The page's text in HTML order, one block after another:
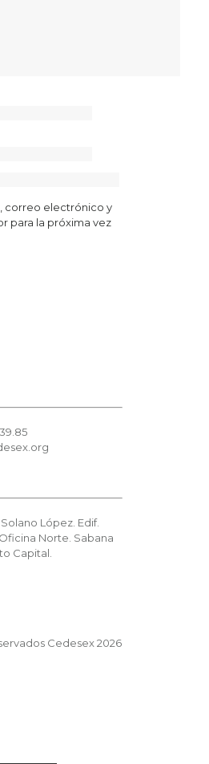
correo electrónico y
para la próxima vez
López. Edif.
Norte. Sabana
Capital.
Cedesex 2026